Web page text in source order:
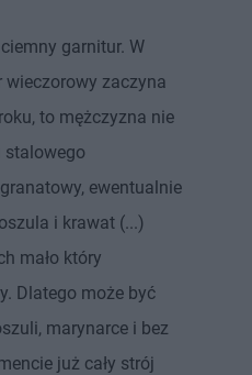
garnitur. W
wieczorowy zaczyna
to mężczyzna nie
ewentualnie
i krawat (...)
mało który
Dlatego może być
marynarce i bez
już cały strój